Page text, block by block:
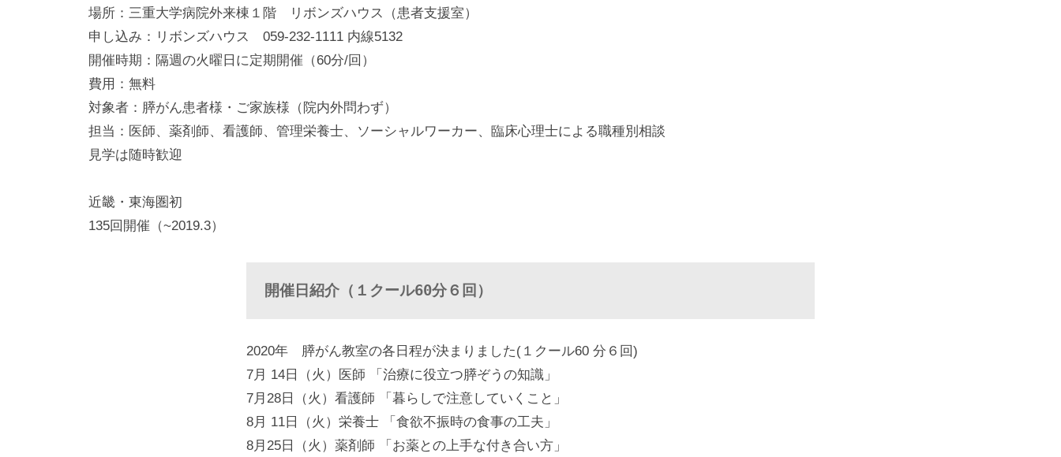
b
o
n
M
i
e
）
（膵
が
ん
患
ご
族
の
サ
場所：三重大学病院外来棟１階 リボンズハウス（患者支援室）
申し込み：リボンズハウス 059-232-1111 内線5132
開催時期：隔週の火曜日に定期開催（60分/回）
費用：無料
対象者：膵がん患者様・ご家族様（院内外問わず）
担当：医師、薬剤師、看護師、管理栄養士、ソーシャルワーカー、臨床心理士による職種別相談
見学は随時歓迎
近畿・東海圏初
135回開催（~2019.3）
開催日紹介（１クール60分６回）
2020年 膵がん教室の各日程が決まりました(１クール60 分６回)
7月 14日（火）医師 「治療に役立つ膵ぞうの知識」
7月28日（火）看護師 「暮らしで注意していくこと」
8月 11日（火）栄養士 「食欲不振時の食事の工夫」
8月25日（火）薬剤師 「お薬との上手な付き合い方」